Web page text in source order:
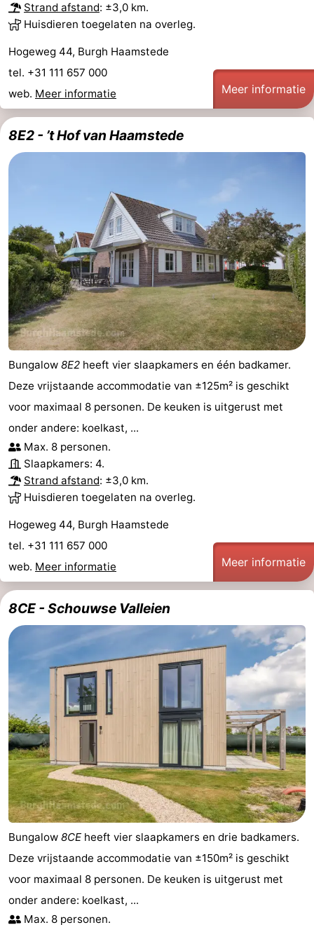
Strand afstand: ±3,0 km.
Huisdieren toegelaten na overleg.
Hogeweg 44, Burgh Haamstede
tel. +31 111 657 000
web. Meer informatie Meer informatie
8E2 - ’t Hof van Haamstede
Bungalow 8E2 heeft vier slaapkamers en één badkamer.
Deze vrijstaande accommodatie van ±125m² is geschikt
voor maximaal 8 personen. De keuken is uitgerust met
onder andere: koelkast, ...
Max. 8 personen.
Slaapkamers: 4.
Strand afstand: ±3,0 km.
Huisdieren toegelaten na overleg.
Hogeweg 44, Burgh Haamstede
tel. +31 111 657 000
web. Meer informatie Meer informatie
8CE - Schouwse Valleien
Bungalow 8CE heeft vier slaapkamers en drie badkamers.
Deze vrijstaande accommodatie van ±150m² is geschikt
voor maximaal 8 personen. De keuken is uitgerust met
onder andere: koelkast, ...
Max. 8 personen.